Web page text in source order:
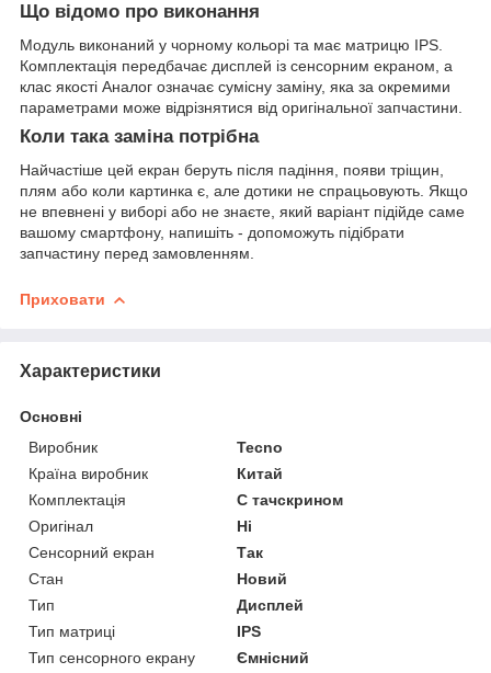
Що відомо про виконання
Модуль виконаний у чорному кольорі та має матрицю IPS.
Комплектація передбачає дисплей із сенсорним екраном, а
клас якості Аналог означає сумісну заміну, яка за окремими
параметрами може відрізнятися від оригінальної запчастини.
Коли така заміна потрібна
Найчастіше цей екран беруть після падіння, появи тріщин,
плям або коли картинка є, але дотики не спрацьовують. Якщо
не впевнені у виборі або не знаєте, який варіант підійде саме
вашому смартфону, напишіть - допоможуть підібрати
запчастину перед замовленням.
Приховати
Характеристики
Основні
Виробник
Tecno
Країна виробник
Китай
Комплектація
С тачскрином
Оригінал
Ні
Сенсорний екран
Так
Стан
Новий
Тип
Дисплей
Тип матриці
IPS
Тип сенсорного екрану
Ємнісний